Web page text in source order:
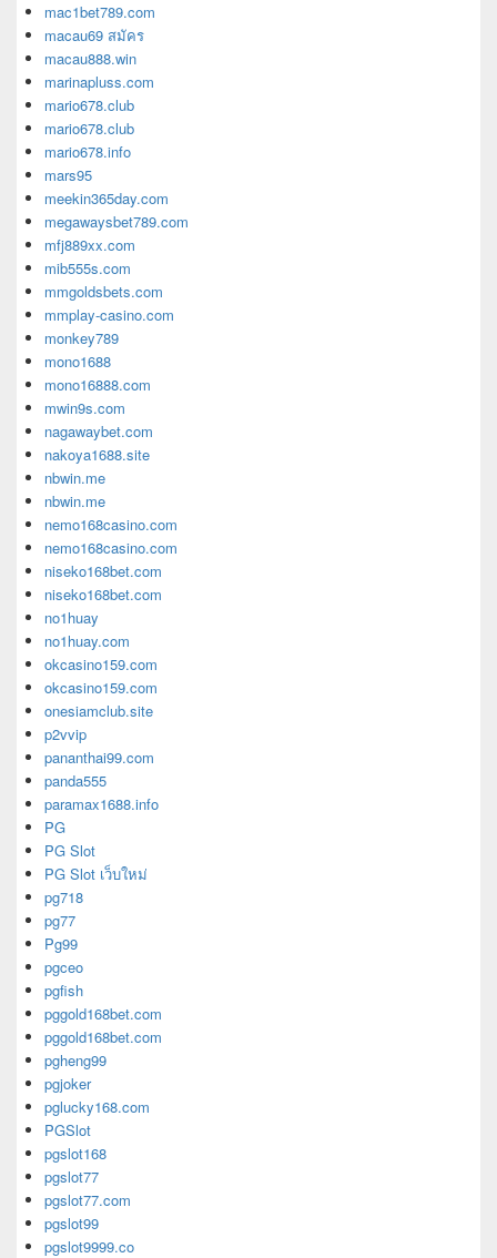
mac1bet789.com
macau69 สมัคร
macau888.win
marinapluss.com
mario678.club
mario678.club
mario678.info
mars95
meekin365day.com
megawaysbet789.com
mfj889xx.com
mib555s.com
mmgoldsbets.com
mmplay-casino.com
monkey789
mono1688
mono16888.com
mwin9s.com
nagawaybet.com
nakoya1688.site
nbwin.me
nbwin.me
nemo168casino.com
nemo168casino.com
niseko168bet.com
niseko168bet.com
no1huay
no1huay.com
okcasino159.com
okcasino159.com
onesiamclub.site
p2vvip
pananthai99.com
panda555
paramax1688.info
PG
PG Slot
PG Slot เว็บใหม่
pg718
pg77
Pg99
pgceo
pgfish
pggold168bet.com
pggold168bet.com
pgheng99
pgjoker
pglucky168.com
PGSlot
pgslot168
pgslot77
pgslot77.com
pgslot99
pgslot9999.co